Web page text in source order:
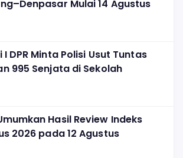
Mulai 14 Agustus
I DPR Minta Polisi Usut Tuntas
995 Senjata di Sekolah
Hasil Review Indeks
2026 pada 12 Agustus